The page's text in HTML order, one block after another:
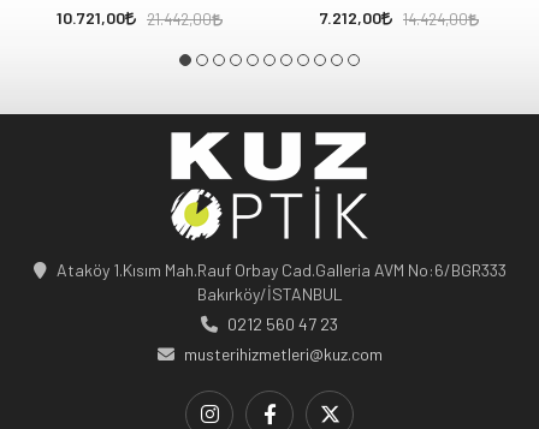
10.721,00
21.442,00 7.212,00 14.424,00
Ataköy 1.Kısım Mah.Rauf Orbay Cad.Galleria AVM No:6/BGR333
Bakırköy/İSTANBUL
0212 560 47 23
musterihizmetleri@kuz.com